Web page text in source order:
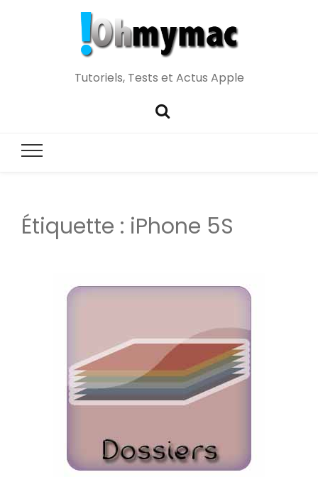
Tutoriels, Tests et Actus Apple
Étiquette : iPhone 5S